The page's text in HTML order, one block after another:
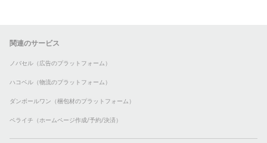
関連のサービス
ノバセル（広告のプラットフォーム）
ハコベル（物流のプラットフォーム）
ダンボールワン（梱包材のプラットフォーム）
ペライチ（ホームページ作成/予約/決済）